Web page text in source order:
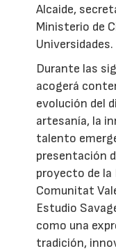
Alcaide,
Ministerio de
Universidades.
Durante las
acogerá
evolución del
artesanía, la
talento
presentación
proyecto de la
Comunitat
Estudio
como una
tradición,